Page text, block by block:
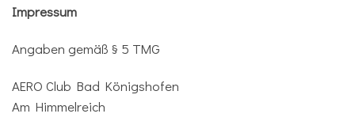
Impressum
Angaben gemäß § 5 TMG
AERO Club Bad Königshofen
Am Himmelreich